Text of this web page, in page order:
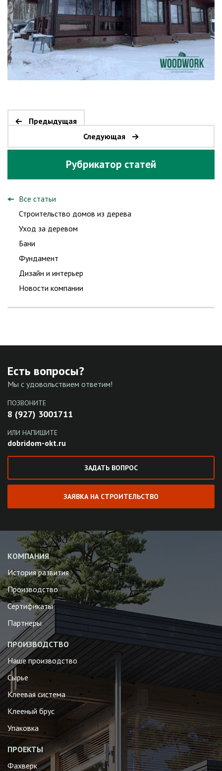
Предыдущая
Следующая
Рубрикатор статей
Все статьи
Строительство домов из дерева
Уход за деревом
Бани
Фундамент
Дизайн и интерьер
Новости компании
Есть вопросы?
Мы с удовольствием ответим!
ПОЗВОНИТЕ
8 (927) 3001711
ИЛИ НАПИШИТЕ
dobridom-okt.ru
ЗАДАТЬ ВОПРОС
ЗАЯВКА НА СТРОИТЕЛЬСТВО
КОМПАНИЯ
История развития
Производство
Сертификаты
Партнеры
ПРОИЗВОДСТВО
Наше производство
Сырье
Клеевая система
Клееный брус
Упаковка
ПРОЕКТЫ
Фахверк